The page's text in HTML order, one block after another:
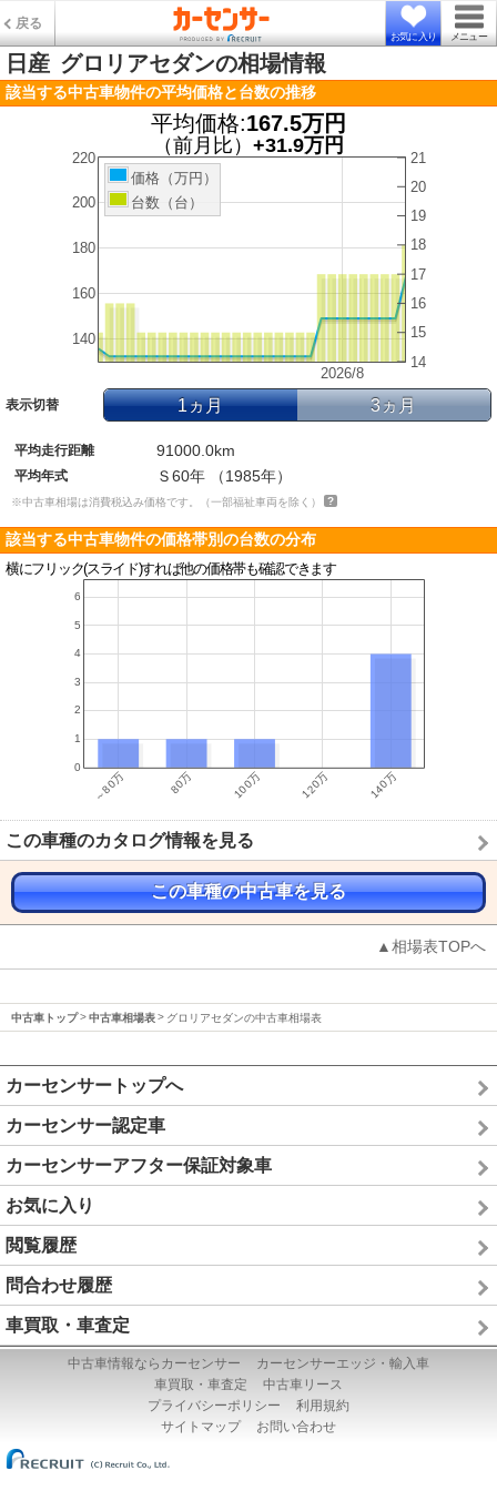
戻る
お気に入り メニュー
日産 グロリアセダンの相場情報
該当する中古車物件の平均価格と台数の推移
平均価格:167.5万円
（前月比） +31.9万円
2026/8
140
160
180
200
220
14
15
16
17
18
19
20
21
価格（万円）
台数（台）
表示切替 1ヵ月 3ヵ月
平均走行距離 91000.0km
平均年式 Ｓ60年 （1985年）
※中古車相場は消費税込み価格です。（一部福祉車両を除く）
該当する中古車物件の価格帯別の台数の分布
横にフリック(スライド)すれば他の価格帯も確認できます
この車種のカタログ情報を見る
この車種の中古車を見る
▲相場表TOPへ
中古車トップ 中古車相場表 グロリアセダンの中古車相場表
カーセンサートップへ
カーセンサー認定車
カーセンサーアフター保証対象車
お気に入り
閲覧履歴
問合わせ履歴
車買取・車査定
中古車情報ならカーセンサー
カーセンサーエッジ・輸入車
車買取・車査定
中古車リース
プライバシーポリシー
利用規約
サイトマップ
お問い合わせ